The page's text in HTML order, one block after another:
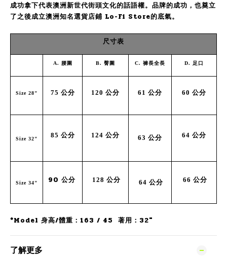
成功拿下代表澳洲新世代街頭文化的話語權。品牌的成功，也奠立
了之後成立澳洲知名選貨店鋪 Lo-Fi Store的底氣。
尺寸表
A. 腰圍 B. 臀圍 C. 褲長全長 D. 足口
Size 28" 75 公分 120 公分 61 公分 60 公分
Size 32" 85 公分 124 公分 63 公分 64 公分
Size 34" 90 公分 128 公分 64 公分 66 公分
*Model 身高/體重：163 / 45 著用：32"
了解更多